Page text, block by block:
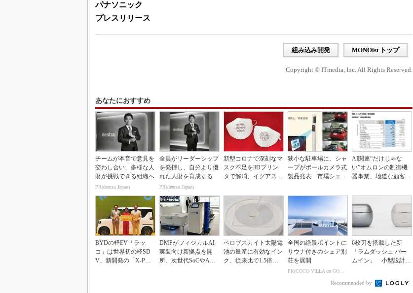
パナソニック
プレスリリース
組み込み開発 MONOist トップ
Copyright © ITmedia, Inc. All Rights Reserved.
あなたにおすすめ
チームが本音で意見を
交わし合い、多様な人
財が挑戦できる組織へ
PR(dentsu Japan)
全員がリーダーシップ
を発揮し、自分より優
れた人財を育成する
PR(dentsu Japan)
新型コロナで深刻なマ
スク不足を3Dプリン
タで解消、イグアスが
狭小な駐車場に、シャ
ープがポールカメラ式
製品発表 市場シェア
AI関連“だけじゃな
い”オムロンの制御機
器事業、地道な顧客基
BYDの軽EV「ラッ
コ」は世界初の軽SD
V、新開発の「X-PAC
DMPがフィジカルAI
実装向け新拠点を開
所、次世代SoCやAM
ペロブスカイト太陽電
池の量産に有効なイン
ク、従来比で1.5倍の
全国の絶景ポイントに
サウナ付きのシェア別
荘を展開
PR(COCO VILLA on GOETHE)
6枚刃を搭載した新
「ラムダッシュ パー
ムイン」 小型設計と
Recommended by